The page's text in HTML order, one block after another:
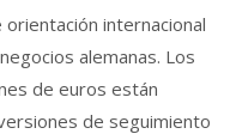
orientación internacional
alemanas. Los
de euros están
de seguimiento